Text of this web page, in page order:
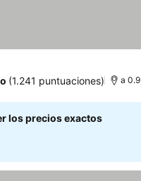
(1.241 puntuaciones) a
los precios exactos